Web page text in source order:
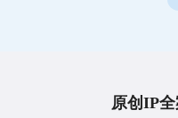
原创IP